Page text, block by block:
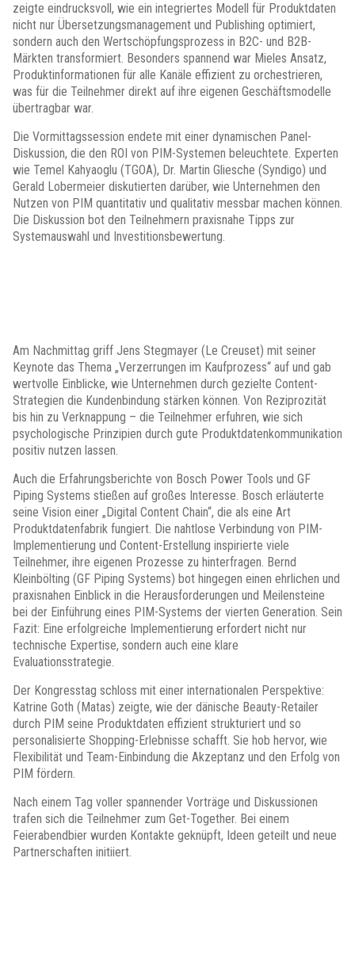
zeigte eindrucksvoll, wie ein integriertes Modell für Produktdaten
nicht nur Übersetzungsmanagement und Publishing optimiert,
sondern auch den Wertschöpfungsprozess in B2C- und B2B-
Märkten transformiert. Besonders spannend war Mieles Ansatz,
Produktinformationen für alle Kanäle effizient zu orchestrieren,
was für die Teilnehmer direkt auf ihre eigenen Geschäftsmodelle
übertragbar war.
Die Vormittagssession endete mit einer dynamischen Panel-
Diskussion, die den ROI von PIM-Systemen beleuchtete. Experten
wie Temel Kahyaoglu (TGOA), Dr. Martin Gliesche (Syndigo) und
Gerald Lobermeier diskutierten darüber, wie Unternehmen den
Nutzen von PIM quantitativ und qualitativ messbar machen können.
Die Diskussion bot den Teilnehmern praxisnahe Tipps zur
Systemauswahl und Investitionsbewertung.
Am Nachmittag griff Jens Stegmayer (Le Creuset) mit seiner
Keynote das Thema „Verzerrungen im Kaufprozess“ auf und gab
wertvolle Einblicke, wie Unternehmen durch gezielte Content-
Strategien die Kundenbindung stärken können. Von Reziprozität
bis hin zu Verknappung – die Teilnehmer erfuhren, wie sich
psychologische Prinzipien durch gute Produktdatenkommunikation
positiv nutzen lassen.
Auch die Erfahrungsberichte von Bosch Power Tools und GF
Piping Systems stießen auf großes Interesse. Bosch erläuterte
seine Vision einer „Digital Content Chain“, die als eine Art
Produktdatenfabrik fungiert. Die nahtlose Verbindung von PIM-
Implementierung und Content-Erstellung inspirierte viele
Teilnehmer, ihre eigenen Prozesse zu hinterfragen. Bernd
Kleinbölting (GF Piping Systems) bot hingegen einen ehrlichen und
praxisnahen Einblick in die Herausforderungen und Meilensteine
bei der Einführung eines PIM-Systems der vierten Generation. Sein
Fazit: Eine erfolgreiche Implementierung erfordert nicht nur
technische Expertise, sondern auch eine klare
Evaluationsstrategie.
Der Kongresstag schloss mit einer internationalen Perspektive:
Katrine Goth (Matas) zeigte, wie der dänische Beauty-Retailer
durch PIM seine Produktdaten effizient strukturiert und so
personalisierte Shopping-Erlebnisse schafft. Sie hob hervor, wie
Flexibilität und Team-Einbindung die Akzeptanz und den Erfolg von
PIM fördern.
Nach einem Tag voller spannender Vorträge und Diskussionen
trafen sich die Teilnehmer zum Get-Together. Bei einem
Feierabendbier wurden Kontakte geknüpft, Ideen geteilt und neue
Partnerschaften initiiert.